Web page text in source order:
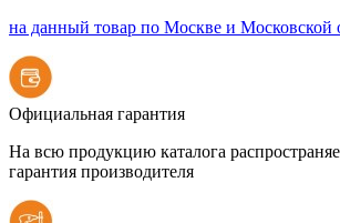
на данный товар по Москве и Московской
Официальная гарантия
На всю продукцию каталога
гарантия производителя